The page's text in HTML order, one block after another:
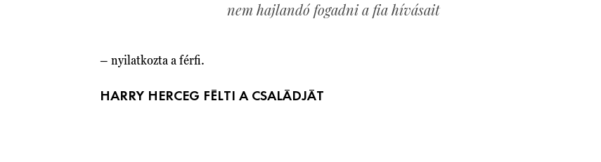
nem hajlandó fogadni a fia hívásait
– nyilatkozta a férfi.
HARRY HERCEG FÉLTI A CSALÁDJÁT